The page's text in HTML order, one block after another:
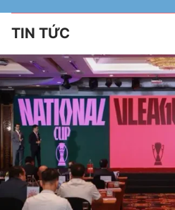
TIN TỨC